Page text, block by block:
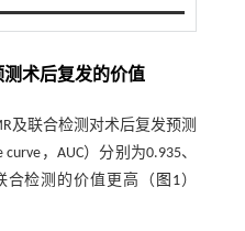
测术后复发的价值
及联合检测对术后复发预测
，AUC）分别为0.935、
合检测的价值更高（ 图1）